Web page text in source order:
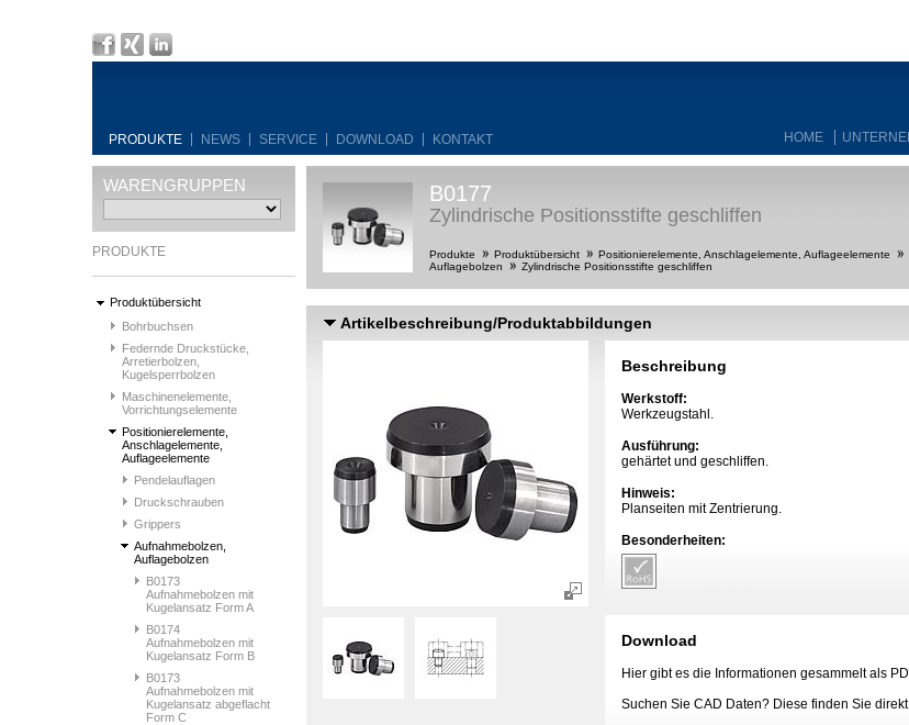
PRODUKTE NEWS SERVICE DOWNLOAD KONTAKT HOME
WARENGRUPPEN
PRODUKTE
Produktübersicht
Bohrbuchsen
Federnde Druckstücke,
Arretierbolzen,
Kugelsperrbolzen
Maschinenelemente,
Vorrichtungselemente
Positionierelemente,
Anschlagelemente,
Auflageelemente
Pendelauflagen
Druckschrauben
Grippers
Aufnahmebolzen,
Auflagebolzen
B0173
Aufnahmebolzen mit
Kugelansatz Form A
B0174
Aufnahmebolzen mit
Kugelansatz Form B
B0173
Aufnahmebolzen mit
Kugelansatz abgeflacht
Form C
B0177
Zylindrische Positionsstifte geschliffen
Produkte Produktübersicht Positionierelemente, Anschlagelemente, Auflageelemente
Auflagebolzen
Zylindrische Positionsstifte geschliffen
Artikelbeschreibung/Produktabbildungen
Beschreibung
Werkstoff:
Werkzeugstahl.
Ausführung:
gehärtet und geschliffen.
Hinweis:
Planseiten mit Zentrierung.
Besonderheiten:
Download
Hier gibt es die Informationen gesammelt als
Suchen Sie CAD Daten? Diese finden Sie